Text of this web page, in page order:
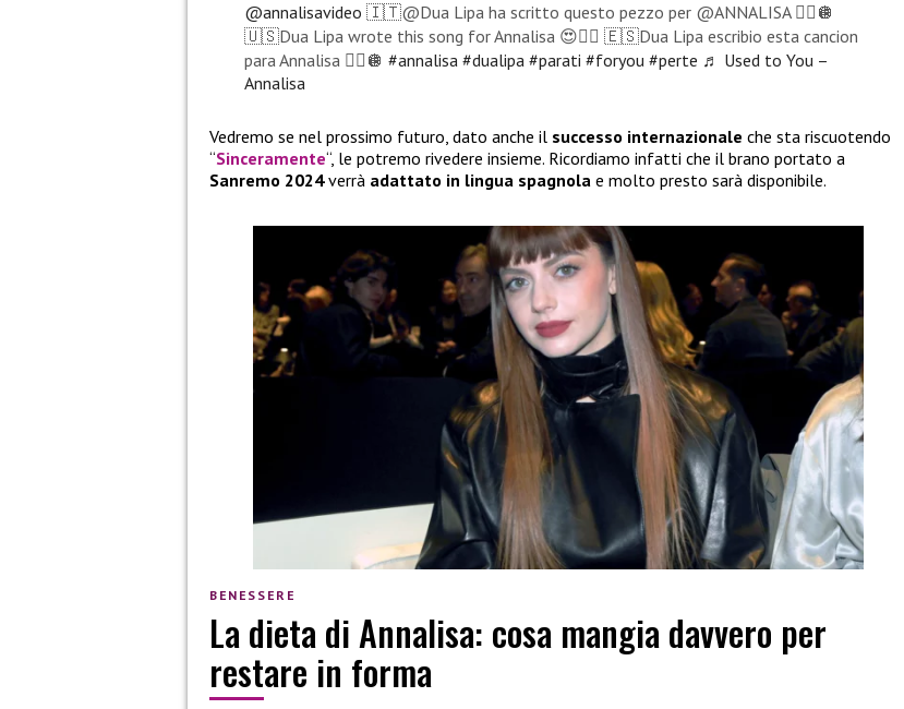
@annalisavideo 🇮🇹@Dua Lipa ha scritto questo pezzo per @ANNALISA ❤️‍🔥🪩
🇺🇸Dua Lipa wrote this song for Annalisa 😍❤️‍🔥 🇪🇸Dua Lipa escribio esta cancion
para Annalisa ❤️‍🔥🪩 #annalisa #dualipa #parati #foryou #perte ♬ Used to You –
Annalisa
Vedremo se nel prossimo futuro, dato anche il successo internazionale che sta riscuotendo
“Sinceramente“, le potremo rivedere insieme. Ricordiamo infatti che il brano portato a
Sanremo 2024verrà adattato in lingua spagnola e molto presto sarà disponibile.
BENESSERE
La dieta di Annalisa: cosa mangia davvero per
restare in forma